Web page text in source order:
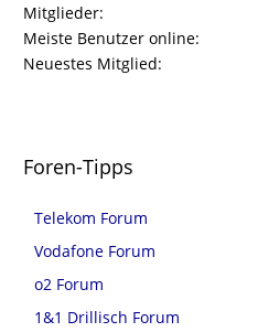
Mitglieder
Meiste Benutzer online
Neuestes Mitglied
Foren-Tipps
Telekom Forum
Vodafone Forum
o2 Forum
1&1 Drillisch Forum